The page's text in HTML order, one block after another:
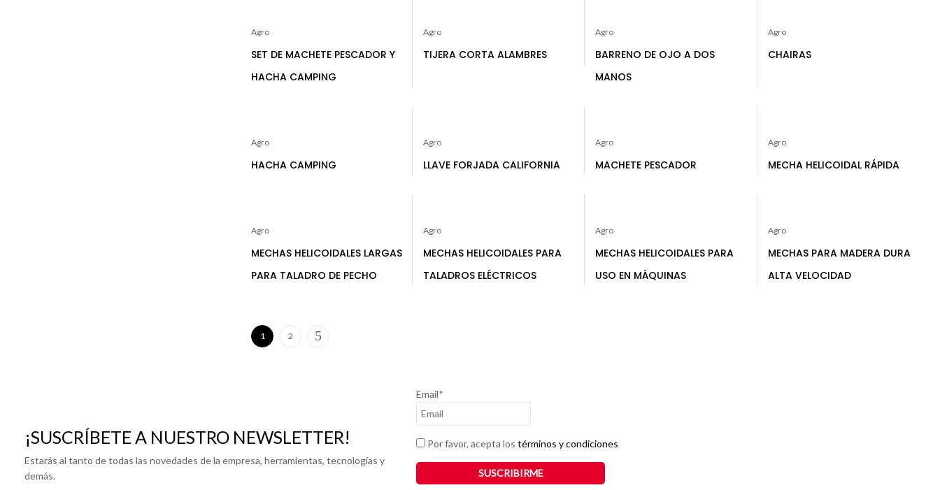
Agro
SET DE MACHETE PESCADOR Y
HACHA CAMPING
Agro
TIJERA CORTA ALAMBRES
Agro
BARRENO DE OJO A DOS
MANOS
Agro
CHAIRAS
Agro
HACHA CAMPING
Agro
LLAVE FORJADA CALIFORNIA
Agro
MACHETE PESCADOR
Agro
MECHA HELICOIDAL RÁPIDA
Agro
MECHAS HELICOIDALES LARGAS
PARA TALADRO DE PECHO
Agro
MECHAS HELICOIDALES PARA
TALADROS ELÉCTRICOS
Agro
MECHAS HELICOIDALES PARA
USO EN MÁQUINAS
Agro
MECHAS PARA MADERA DURA
ALTA VELOCIDAD
1 2
¡SUSCRÍBETE A NUESTRO NEWSLETTER!
Estarás al tanto de todas las novedades de la empresa, herramientas, tecnologías y
demás.
Email*
Por favor, acepta los términos y condiciones